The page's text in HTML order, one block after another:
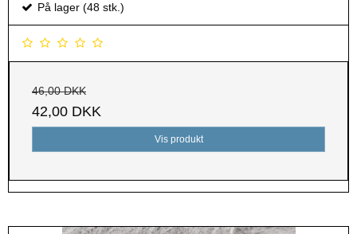
På lager (48 stk.)
46,00 DKK
42,00 DKK
Vis produkt